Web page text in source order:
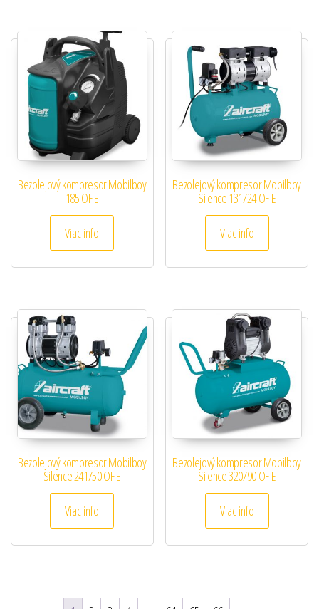
Bezolejový kompresor Mobilboy
185 OF E
Viac info
Bezolejový kompresor Mobilboy
Silence 131/24 OF E
Viac info
Bezolejový kompresor Mobilboy
Silence 241/50 OF E
Viac info
Bezolejový kompresor Mobilboy
Silence 320/90 OF E
Viac info